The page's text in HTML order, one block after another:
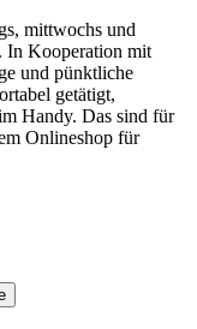
mittwochs und
In Kooperation mit
und pünktliche
getätigt,
Handy. Das sind für
Onlineshop für